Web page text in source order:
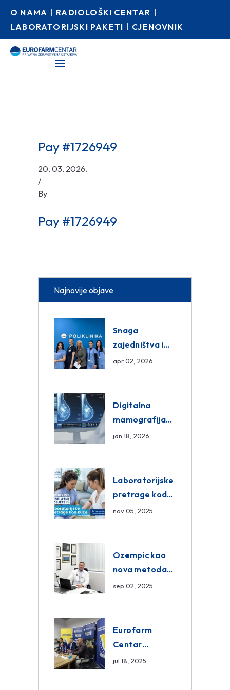
O NAMA
RADIOLOŠKI CENTAR
LABORATORIJSKI PAKETI
CJENOVNIK
Pay #1726949
20. 03. 2026.
/
By
Pay #1726949
Najnovije objave
Snaga
zajedništva i
razmjena
Group
apr 02, 2026
Digitalna
mamografija
Sarajevo –
Centar
Poliklinika
jan 18, 2026
Laboratorijske
pretrage kod
kuće – novo u
Poliklinici
nov 05, 2025
Ozempic kao
nova metoda
mršavljenja: da
sep 02, 2025
Eurofarm
Centar
Poliklinika i
jul 18, 2025